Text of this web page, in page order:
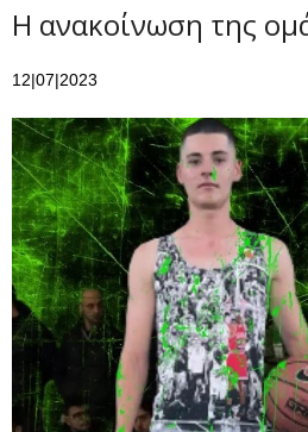
Η ανακοίνωση της
12|07|2023